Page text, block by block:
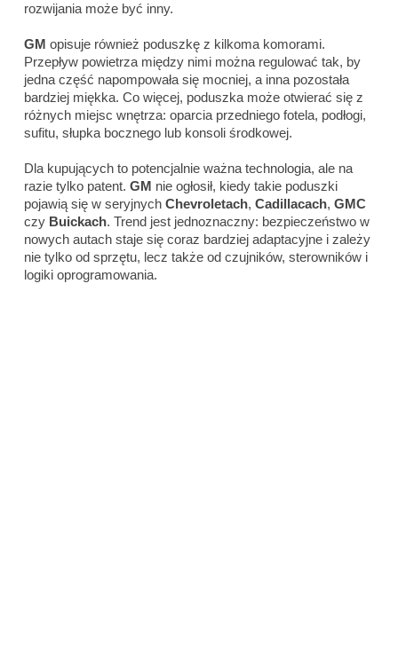
rozwijania może być inny.
GM opisuje również poduszkę z kilkoma komorami.
Przepływ powietrza między nimi można regulować tak, by
jedna część napompowała się mocniej, a inna pozostała
bardziej miękka. Co więcej, poduszka może otwierać się z
różnych miejsc wnętrza: oparcia przedniego fotela, podłogi,
sufitu, słupka bocznego lub konsoli środkowej.
Dla kupujących to potencjalnie ważna technologia, ale na
razie tylko patent. GM nie ogłosił, kiedy takie poduszki
pojawią się w seryjnych Chevroletach, Cadillacach, GMC
czy Buickach. Trend jest jednoznaczny: bezpieczeństwo w
nowych autach staje się coraz bardziej adaptacyjne i zależy
nie tylko od sprzętu, lecz także od czujników, sterowników i
logiki oprogramowania.